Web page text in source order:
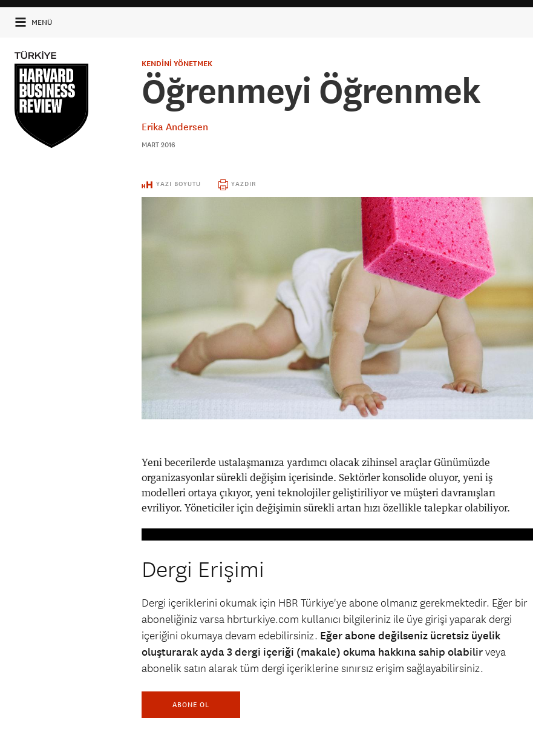
MENÜ
KENDİNİ YÖNETMEK
Öğrenmeyi Öğrenmek
Erika Andersen
MART 2016
YAZI BOYUTU YAZDIR
Yeni becerilerde ustalaşmanıza yardımcı olacak zihinsel araçlar Günümüzde
organizasyonlar sürekli değişim içerisinde. Sektörler konsolide oluyor, yeni iş
modelleri ortaya çıkıyor, yeni teknolojiler geliştiriliyor ve müşteri davranışları
evriliyor. Yöneticiler için değişimin sürekli artan hızı özellikle talepkar olabiliyor.
Dergi Erişimi
Dergi içeriklerini okumak için HBR Türkiye'ye abone olmanız gerekmektedir. Eğer bir
aboneliğiniz varsa hbrturkiye.com kullanıcı bilgileriniz ile üye girişi yaparak dergi
içeriğini okumaya devam edebilirsiniz. Eğer abone değilseniz ücretsiz üyelik
oluşturarak ayda 3 dergi içeriği (makale) okuma hakkına sahip olabilirveya
abonelik satın alarak tüm dergi içeriklerine sınırsız erişim sağlayabilirsiniz.
ABONE OL